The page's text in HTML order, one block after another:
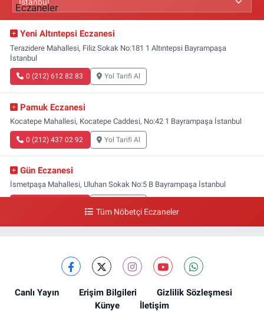
Yeni Altıntepsi Eczanesi
Terazidere Mahallesi, Filiz Sokak No:181 1 Altıntepsi Bayrampaşa
İstanbul
0 (212) 612 82 83 Yol Tarifi Al
Pamuk Eczanesi
Kocatepe Mahallesi, Kocatepe Caddesi, No:42 1 Bayrampaşa İstanbul
0 (212) 437 02 92 Yol Tarifi Al
Gün Eczanesi
İsmetpaşa Mahallesi, Uluhan Sokak No:5 B Bayrampaşa İstanbul
0 (212) 640 11 57 Yol Tarifi Al
Tüm Nöbetçi Eczaneler
Canlı Yayın Erişim Bilgileri
Gizlilik Sözleşmesi
Künye
İletişim